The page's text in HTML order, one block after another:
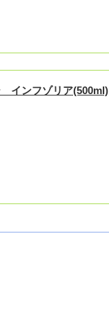
インフゾリア(500ml)